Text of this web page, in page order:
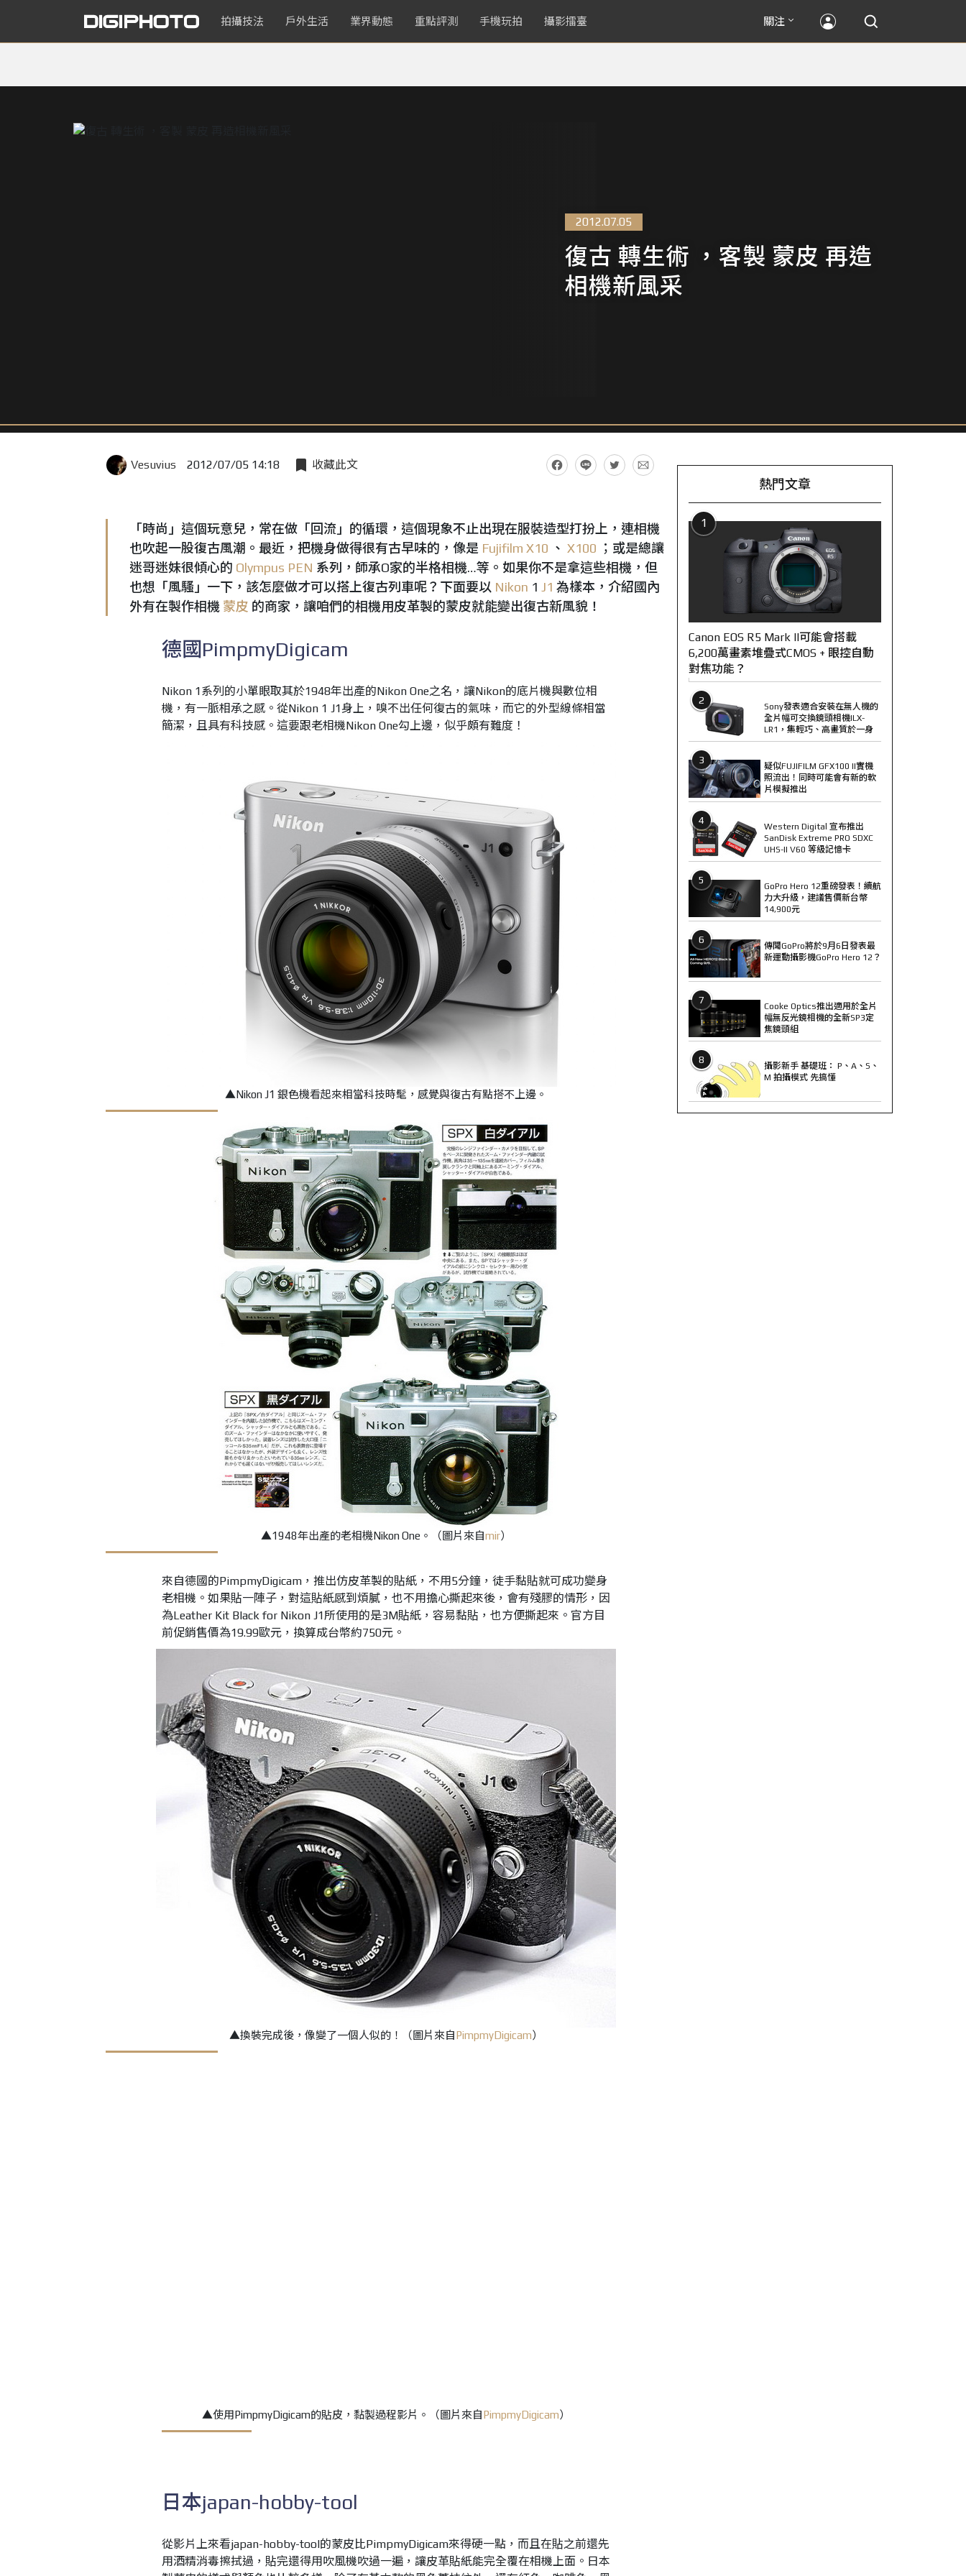
拍攝技法 戶外生活 業界動態 重點評測 手機玩拍 攝影擂臺 關注
2012.07.05
復古 轉生術 ，客製 蒙皮 再造
相機新風采
Vesuvius 2012/07/05 14:18 收藏此文
「時尚」這個玩意兒，常在做「回流」的循環，這個現象不止出現在服裝造型打扮上，連相機
也吹起一股復古風潮。最近，把機身做得很有古早味的，像是 Fujifilm X10 、 X100 ；或是總讓
迷哥迷妹很傾心的 Olympus PEN 系列，師承O家的半格相機…等。如果你不是拿這些相機，但
也想「風騷」一下，該怎麼做才可以搭上復古列車呢？下面要以 Nikon 1 J1 為樣本，介紹國內
外有在製作相機 蒙皮 的商家，讓咱們的相機用皮革製的蒙皮就能變出復古新風貌！
德國PimpmyDigicam
Nikon 1系列的小單眼取其於1948年出產的Nikon One之名，讓Nikon的底片機與數位相
機，有一脈相承之感。從Nikon 1 J1身上，嗅不出任何復古的氣味，而它的外型線條相當
簡潔，且具有科技感。這要跟老相機Nikon One勾上邊，似乎頗有難度！
▲Nikon J1 銀色機看起來相當科技時髦，感覺與復古有點搭不上邊。
▲1948年出產的老相機Nikon One。（圖片來自mir）
來自德國的PimpmyDigicam，推出仿皮革製的貼紙，不用5分鐘，徒手黏貼就可成功變身
老相機。如果貼一陣子，對這貼紙感到煩膩，也不用擔心撕起來後，會有殘膠的情形，因
為Leather Kit Black for Nikon J1所使用的是3M貼紙，容易黏貼，也方便撕起來。官方目
前促銷售價為19.99歐元，換算成台幣約750元。
▲換裝完成後，像變了一個人似的！（圖片來自PimpmyDigicam）
▲使用PimpmyDigicam的貼皮，黏製過程影片。（圖片來自PimpmyDigicam）
日本japan-hobby-tool
從影片上來看japan-hobby-tool的蒙皮比PimpmyDigicam來得硬一點，而且在貼之前還先
用酒精消毒擦拭過，貼完還得用吹風機吹過一遍，讓皮革貼紙能完全覆在相機上面。日本
熱門文章
1
Canon EOS R5 Mark II可能會搭載
6,200萬畫素堆疊式CMOS + 眼控自動
對焦功能？
2
Sony發表適合安裝在無人機的
全片幅可交換鏡頭相機ILX-
LR1，集輕巧、高畫質於一身
3
疑似FUJIFILM GFX100 II實機
照流出！同時可能會有新的軟
片模擬推出
4
Western Digital 宣布推出
SanDisk Extreme PRO SDXC
UHS-II V60 等級記憶卡
5
GoPro Hero 12重磅發表！續航
力大升級，建議售價新台幣
14,900元
6
傳聞GoPro將於9月6日發表最
新運動攝影機GoPro Hero 12？
7
Cooke Optics推出適用於全片
幅無反光鏡相機的全新SP3定
焦鏡頭組
8
攝影新手 基礎班： P、A、S、
M 拍攝模式 先搞懂